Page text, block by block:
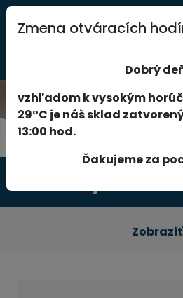
0
Zobraziť
Zmena otváracích
Dobrý
vzhľadom k vysokým
29°C je náš sklad
13:00 hod.
Ďakujeme za